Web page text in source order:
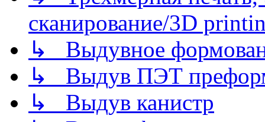
сканирование/3D
↳ Выдувное
↳ Выдув ПЭТ
↳ Выдув канистр